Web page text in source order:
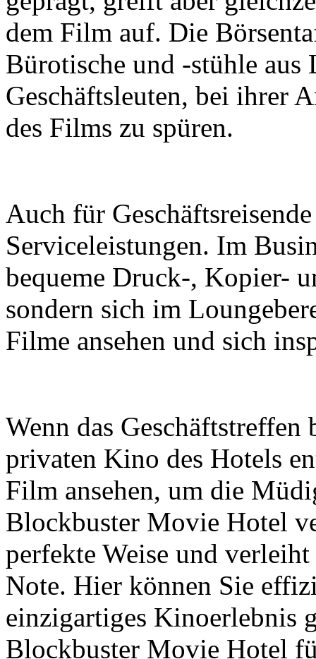
dem Film auf. Die
Bürotische und -stühle aus
Geschäftsleuten, bei ihrer
des Films zu spüren.
Auch für
Serviceleistungen. Im
bequeme Druck-, Kopier-
sondern sich im
Filme ansehen und sich
Wenn das
privaten Kino des Hotels
Film ansehen, um die
Blockbuster Movie Hotel
perfekte Weise und verleiht
Note. Hier können Sie
einzigartiges Kinoerlebnis
Blockbuster Movie Hotel